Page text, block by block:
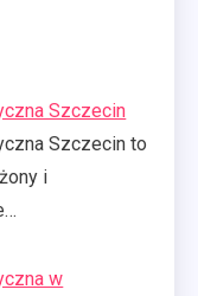
Szczecin
Szczecin to
i
w